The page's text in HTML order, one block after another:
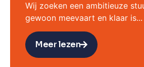
Wij zoeken een ambitieuze
gewoon meevaart en klaar is...
Meer lezen